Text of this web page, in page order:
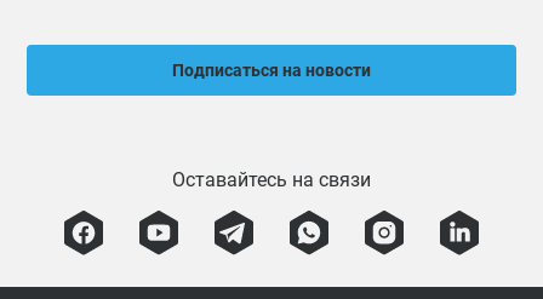
Подписаться на новости
Оставайтесь на связи